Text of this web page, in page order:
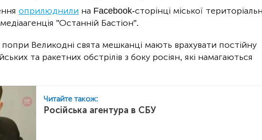
оприлюднили на Facebook-сторінці міської
"Останній Бастіон".
Великодні свята мешканці мають врахувати постійну
та ракетних обстрілів з боку росіян, які намагаються
Читайте також:
Російська агентура в СБУ